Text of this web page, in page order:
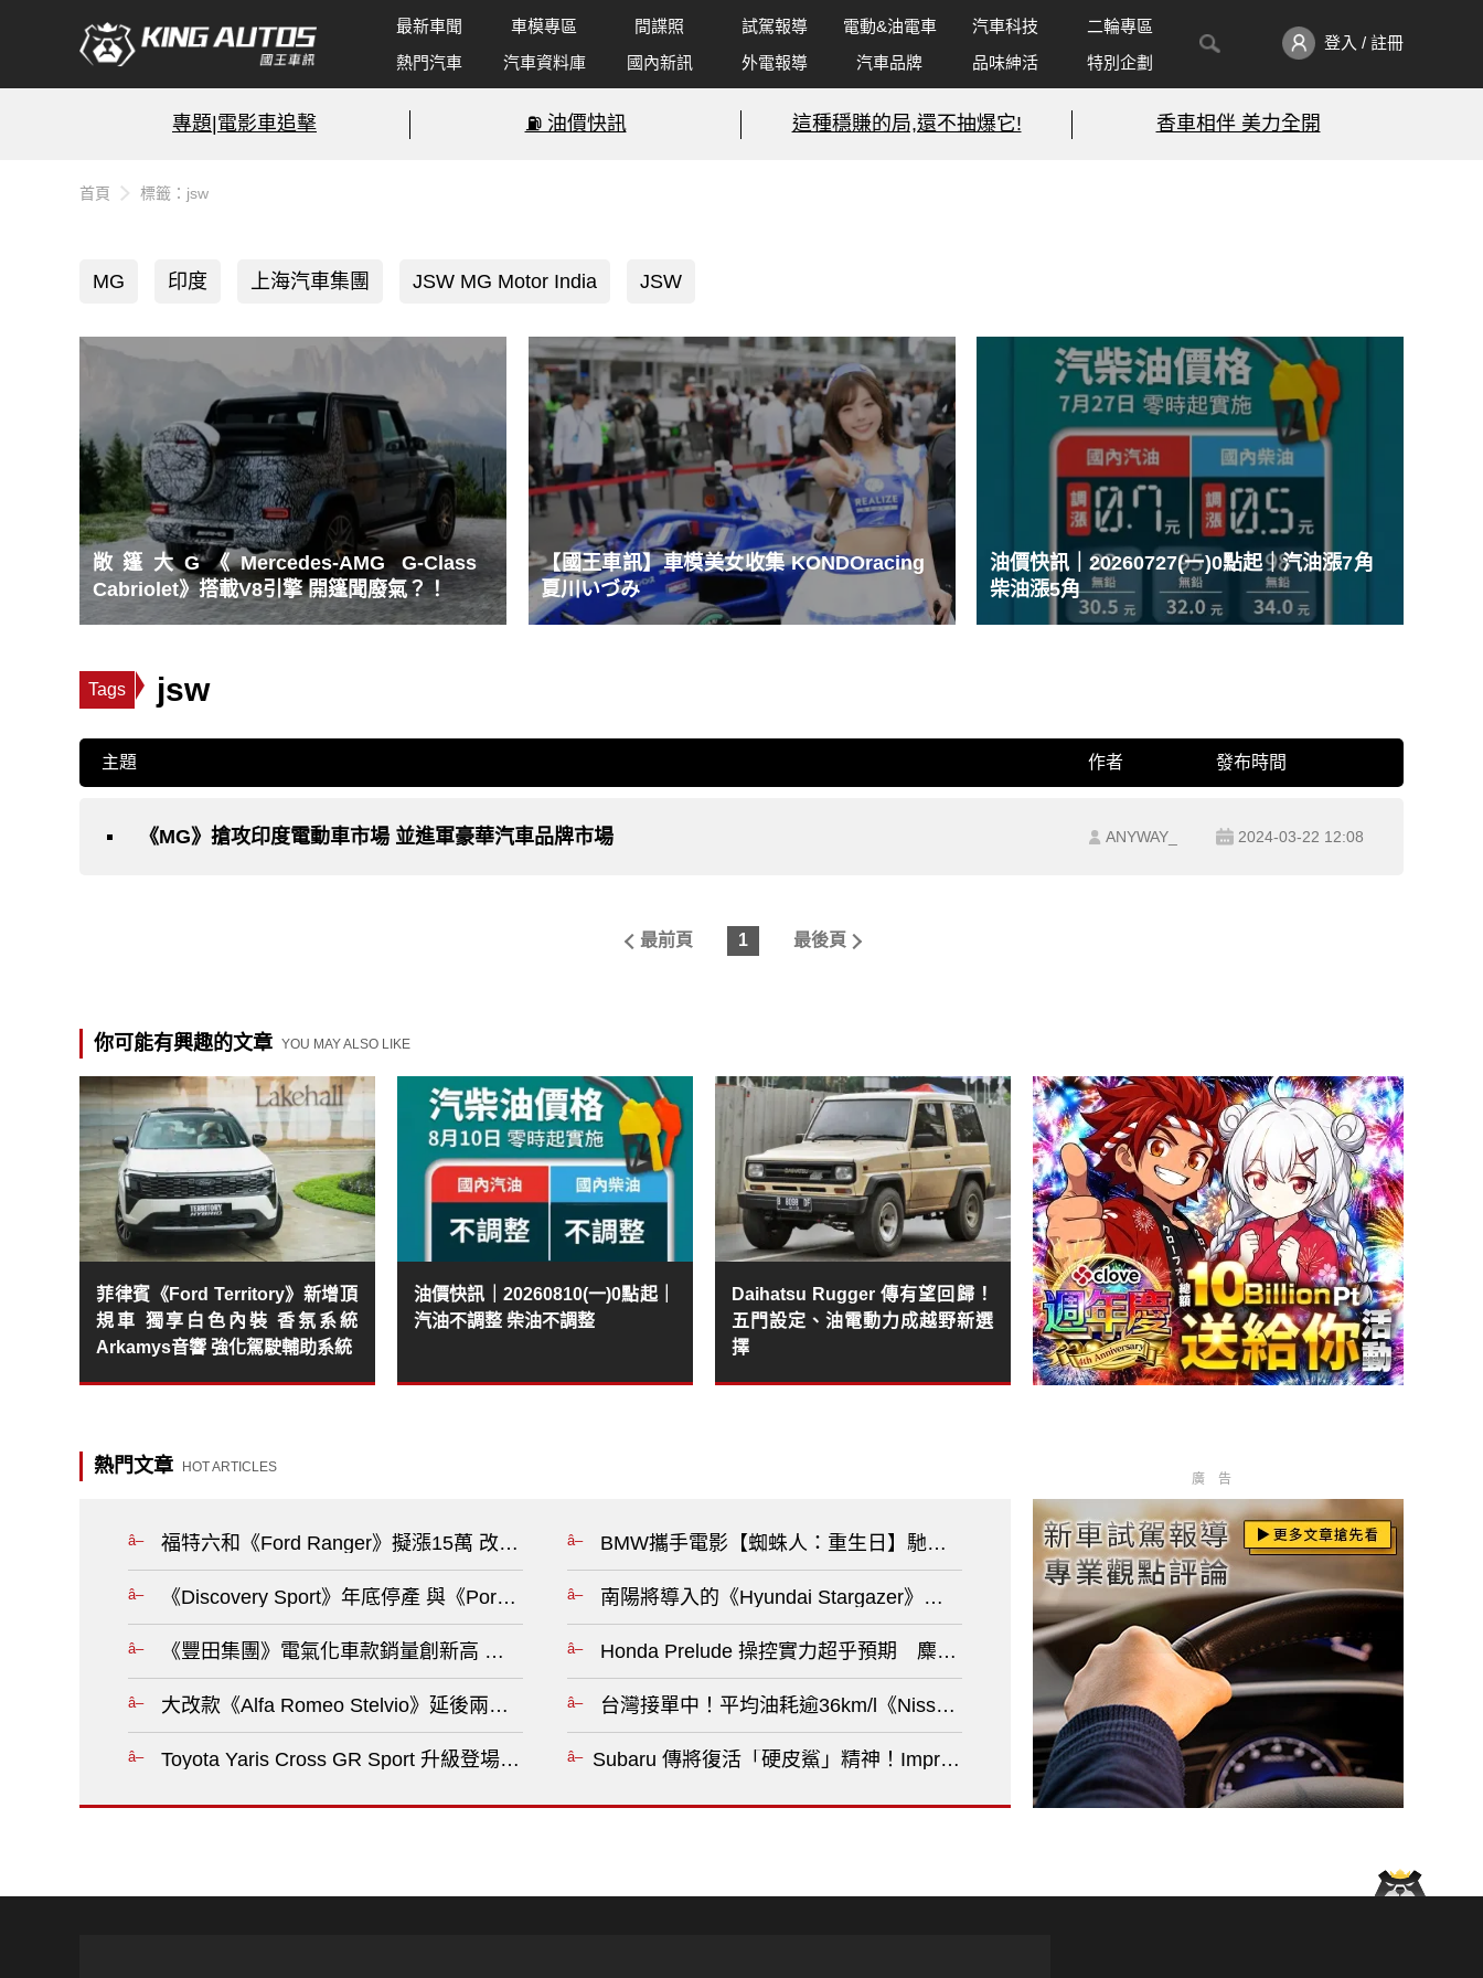
最新車聞 車模專區 間諜照 試駕報導 電動&油電車 汽車科技
二輪專區
熱門汽車
汽車資料庫 國內新訊 外電報導 汽車品牌 品味紳活 特別企劃
登入 / 註冊
專題|電影車追擊 ⛽️ 油價快訊 這種穩賺的局,還不抽爆它! 香車相伴 美力全開
首頁 標籤：jsw
MG 印度 上海汽車集團 JSW MG Motor India JSW
敞篷大G《Mercedes-AMG G-Class
Cabriolet》搭載V8引擎 開篷聞廢氣？！
【國王車訊】車模美女收集 KONDOracing
夏川いづみ
油價快訊｜20260727(一)0點起｜汽油漲7角
柴油漲5角
Tags jsw
主題 作者 發布時間
《MG》搶攻印度電動車市場 並進軍豪華汽車品牌市場 ANYWAY_ 2024-03-22 12:08
最前頁 1 最後頁
你可能有興趣的文章 YOU MAY ALSO LIKE
菲律賓《Ford Territory》新增頂
規車 獨享白色內裝 香氛系統
Arkamys音響 強化駕駛輔助系統
油價快訊｜20260810(一)0點起｜
汽油不調整 柴油不調整
Daihatsu Rugger 傳有望回歸！
五門設定、油電動力成越野新選
擇
熱門文章 HOT ARTICLES
福特六和《Ford Ranger》擬漲15萬 改用V6引擎&配備更豐富 現款2.0T促銷送美國來回機票?
《Discovery Sport》年底停產 與《Porsche Macan》相同命運 不敵歐盟GSR2法規?
《豐田集團》電氣化車款銷量創新高 明年推出新世代HEV大電池?
大改款《Alfa Romeo Stelvio》延後兩年 全新Giulia不再是轎車 ?
Toyota Yaris Cross GR Sport 升級登場！配備更完整、運動感再進化?
BMW攜手電影【蜘蛛人：重生日】馳騁臺北大巨蛋 期間限定形象外展熱血登場?
南陽將導入的《Hyundai Stargazer》在印尼降價 入手門檻約台幣43.2萬元?
Honda Prelude 操控實力超乎預期 麋鹿測試表現甚至勝過 Civic?
台灣接單中！平均油耗逾36km/l《Nissan Qashqai e-Power》一桶油跑1,980公里 創金氏新紀錄?
Subaru 傳將復活「硬皮鯊」精神！Impreza TX 有望成為全新手排性能掀背?
廣告